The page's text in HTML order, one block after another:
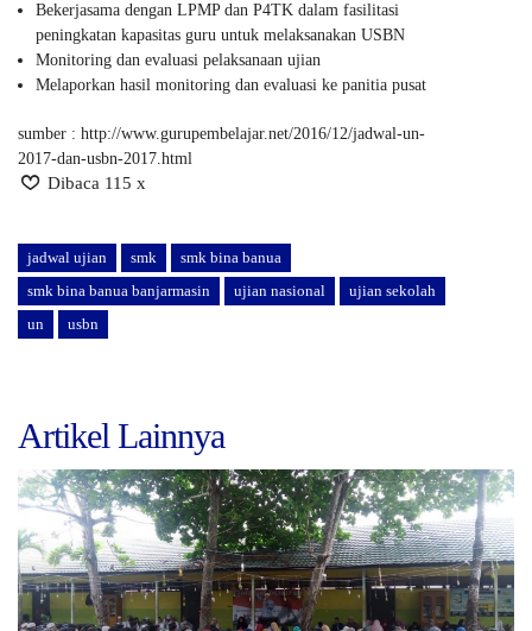
Bekerjasama dengan LPMP dan P4TK dalam fasilitasi
peningkatan kapasitas guru untuk melaksanakan USBN
Monitoring dan evaluasi pelaksanaan ujian
Melaporkan hasil monitoring dan evaluasi ke panitia pusat
sumber : http://www.gurupembelajar.net/2016/12/jadwal-un-
2017-dan-usbn-2017.html
Dibaca 115 x
jadwal ujian smk
smk bina banua
smk bina banua banjarmasin
ujian nasional
ujian sekolah
un
usbn
Artikel Lainnya